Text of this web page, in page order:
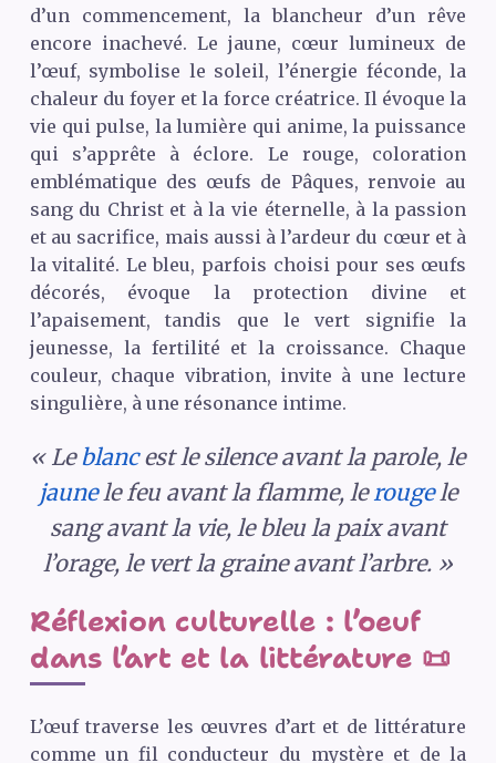
d’un commencement, la blancheur d’un rêve
encore inachevé. Le jaune, cœur lumineux de
l’œuf, symbolise le soleil, l’énergie féconde, la
chaleur du foyer et la force créatrice. Il évoque la
vie qui pulse, la lumière qui anime, la puissance
qui s’apprête à éclore. Le rouge, coloration
emblématique des œufs de Pâques, renvoie au
sang du Christ et à la vie éternelle, à la passion
et au sacrifice, mais aussi à l’ardeur du cœur et à
la vitalité. Le bleu, parfois choisi pour ses œufs
décorés, évoque la protection divine et
l’apaisement, tandis que le vert signifie la
jeunesse, la fertilité et la croissance. Chaque
couleur, chaque vibration, invite à une lecture
singulière, à une résonance intime.
« Le blancest le silence avant la parole, le
jaunele feu avant la flamme, le rougele
sang avant la vie, le bleu la paix avant
l’orage, le vert la graine avant l’arbre. »
Réflexion culturelle : l’oeuf
dans l’art et la littérature 📜
L’œuf traverse les œuvres d’art et de littérature
comme un fil conducteur du mystère et de la